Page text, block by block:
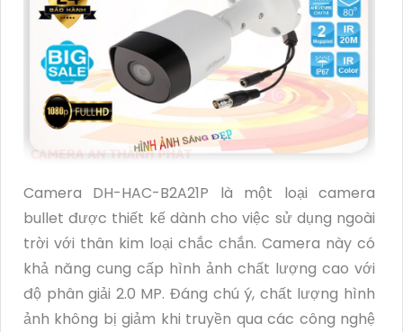
Camera DH-HAC-B2A21P là một loại camera
bullet được thiết kế dành cho việc sử dụng ngoài
trời với thân kim loại chắc chắn. Camera này có
khả năng cung cấp hình ảnh chất lượng cao với
độ phân giải 2.0 MP. Đáng chú ý, chất lượng hình
ảnh không bị giảm khi truyền qua các công nghệ